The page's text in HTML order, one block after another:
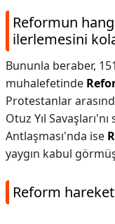
Reformun
ilerlemesini
Bununla beraber,
muhalefetinde
Protestanlar
Otuz Yıl
Antlaşması'nda ise
yaygın kabul
Reform